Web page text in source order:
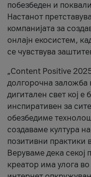
побезбеден и
Настанот
компанијата за
онлајн екосистем,
се чувствува
„Content Positive
долгорочна заложба
дигитален свет кој е
инспиративен за
обезбедиме
создаваме култура
позитивни практики
Веруваме дека секој
креатор има улога